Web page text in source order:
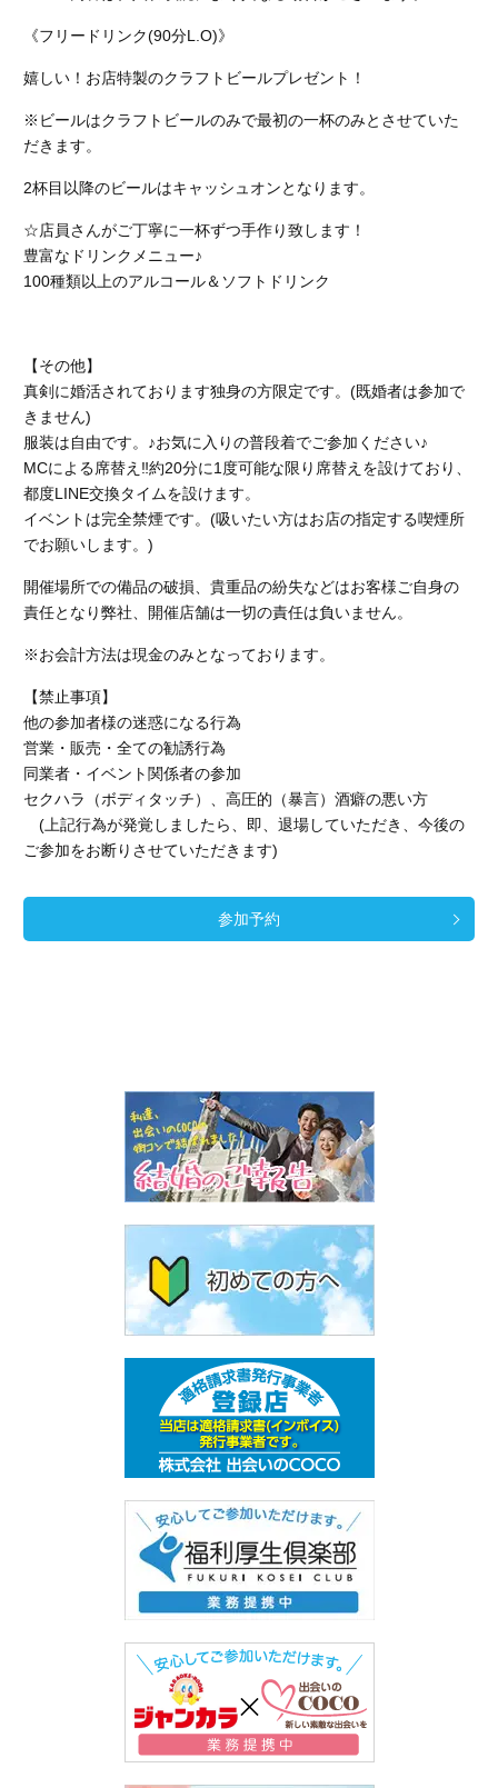
《フリードリンク(90分L.O)》
嬉しい！お店特製のクラフトビールプレゼント！
※ビールはクラフトビールのみで最初の一杯のみとさせていた
だきます。
2杯目以降のビールはキャッシュオンとなります。
☆店員さんがご丁寧に一杯ずつ手作り致します！
豊富なドリンクメニュー♪
100種類以上のアルコール＆ソフトドリンク
【その他】
真剣に婚活されております独身の方限定です。(既婚者は参加で
きません)
服装は自由です。♪お気に入りの普段着でご参加ください♪
MCによる席替え‼︎約20分に1度可能な限り席替えを設けており、
都度LINE交換タイムを設けます。
イベントは完全禁煙です。(吸いたい方はお店の指定する喫煙所
でお願いします。)
開催場所での備品の破損、貴重品の紛失などはお客様ご自身の
責任となり弊社、開催店舗は一切の責任は負いません。
※お会計方法は現金のみとなっております。
【禁止事項】
他の参加者様の迷惑になる行為
営業・販売・全ての勧誘行為
同業者・イベント関係者の参加
セクハラ（ボディタッチ）、高圧的（暴言）酒癖の悪い方
(上記行為が発覚しましたら、即、退場していただき、今後の
ご参加をお断りさせていただきます)
参加予約